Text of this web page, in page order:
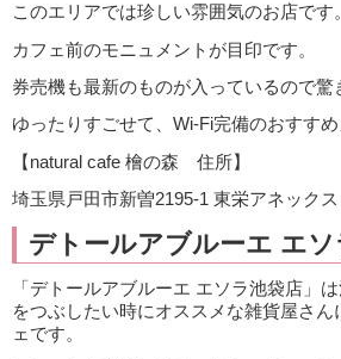
このエリアでは珍しい雰囲気のお店です。
カフェ前のモニュメントが目印です。
券売機も最新のものが入っているので驚
ゆったりすごせて、Wi-Fi完備のおすすめ
【natural cafe 檜の森 住所】
埼玉県戸田市新曽2195-1 東栄アネック
デトールアブルーエ エソ
「デトールアブルーエ エソラ池袋店」
をつぶしたい時にオススメな雑貨屋さん
ェです。